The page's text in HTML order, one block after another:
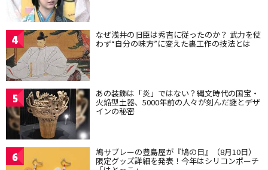
4 なぜ浅井の旧臣は秀吉に従ったのか？ 武力を使
わず“自分の味方”に変えた裏工作の技法とは
5 あの装飾は「炎」ではない？縄文時代の国宝・
火焔型土器、5000年前の人々が刻んだ謎とデザ
インの秘密
6 鳩サブレーの豊島屋が『鳩の日』（8月10日）
限定グッズ詳細を発表！今年はシリコンポーチ